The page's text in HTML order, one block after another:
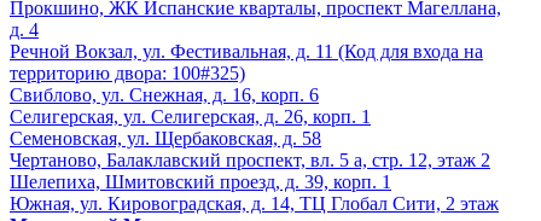
Прокшино, ЖК Испанские кварталы, проспект Магеллана,
д. 4
Речной Вокзал, ул. Фестивальная, д. 11 (Код для входа на
территорию двора: 100#325)
Свиблово, ул. Снежная, д. 16, корп. 6
Селигерская, ул. Селигерская, д. 26, корп. 1
Семеновская, ул. Щербаковская, д. 58
Чертаново, Балаклавский проспект, вл. 5 а, стр. 12, этаж 2
Шелепиха, Шмитовский проезд, д. 39, корп. 1
Южная, ул. Кировоградская, д. 14, ТЦ Глобал Сити, 2 этаж